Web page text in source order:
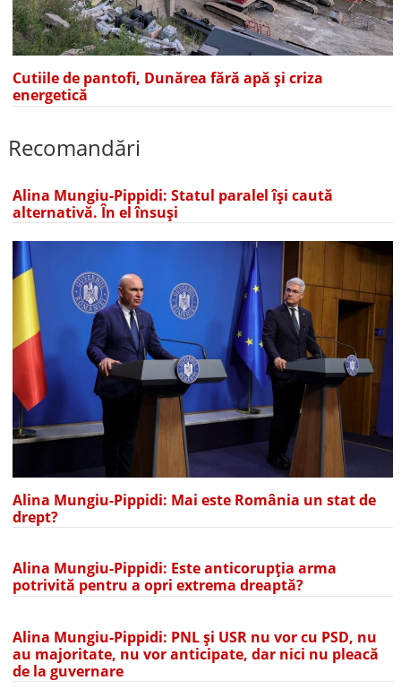
Cutiile de pantofi, Dunărea fără apă și criza
energetică
Recomandări
Alina Mungiu-Pippidi: Statul paralel își caută
alternativă. În el însuși
Alina Mungiu-Pippidi: Mai este România un stat de
drept?
Alina Mungiu-Pippidi: Este anticorupția arma
potrivită pentru a opri extrema dreaptă?
Alina Mungiu-Pippidi: PNL și USR nu vor cu PSD, nu
au majoritate, nu vor anticipate, dar nici nu pleacă
de la guvernare